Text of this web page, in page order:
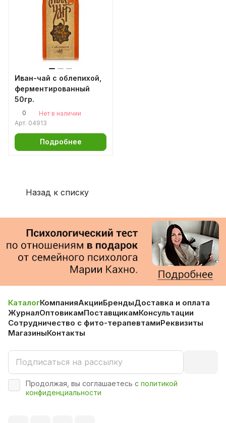
Иван-чай с облепихой,
ферментированный
50гр.
0
Нет в наличии
Арт. 04913
Подробнее
Назад к списку
КаталогКомпанияАкцииБрендыДоставка и оплата
ЖурналОптовикамПоставщикамКонсультации
Сотрудничество с фито-терапевтамиРеквизиты
МагазиныКонтакты
Продолжая, вы соглашаетесь с политикой
конфиденциальности